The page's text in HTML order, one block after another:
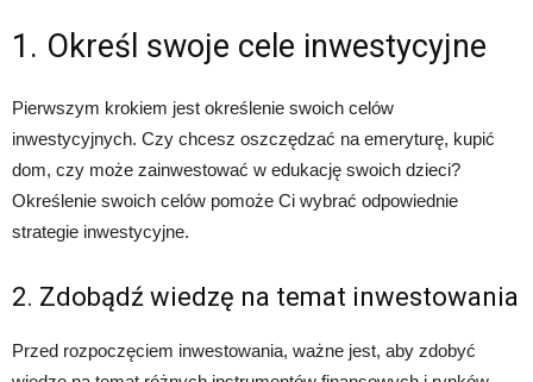
1. Określ swoje cele inwestycyjne
Pierwszym krokiem jest określenie swoich celów
inwestycyjnych. Czy chcesz oszczędzać na emeryturę, kupić
dom, czy może zainwestować w edukację swoich dzieci?
Określenie swoich celów pomoże Ci wybrać odpowiednie
strategie inwestycyjne.
2. Zdobądź wiedzę na temat inwestowania
Przed rozpoczęciem inwestowania, ważne jest, aby zdobyć